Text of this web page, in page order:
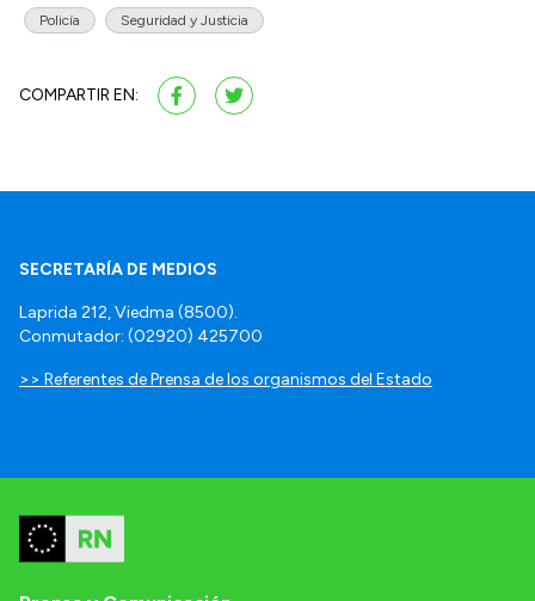
Policía Seguridad y Justicia
COMPARTIR EN:
SECRETARÍA DE MEDIOS
Laprida 212, Viedma (8500).
Conmutador: (02920) 425700
>> Referentes de Prensa de los organismos del Estado